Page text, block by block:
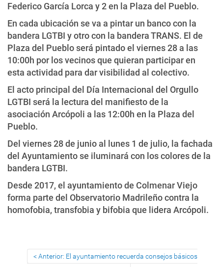
Federico García Lorca y 2 en la Plaza del Pueblo.
En cada ubicación se va a pintar un banco con la
bandera LGTBI y otro con la bandera TRANS. El de
Plaza del Pueblo será pintado el viernes 28 a las
10:00h por los vecinos que quieran participar en
esta actividad para dar visibilidad al colectivo.
El acto principal del Día Internacional del Orgullo
LGTBI será la lectura del manifiesto de la
asociación Arcópoli a las 12:00h en la Plaza del
Pueblo.
Del viernes 28 de junio al lunes 1 de julio, la fachada
del Ayuntamiento se iluminará con los colores de la
bandera LGTBI.
Desde 2017, el ayuntamiento de Colmenar Viejo
forma parte del Observatorio Madrileño contra la
homofobia, transfobia y bifobia que lidera Arcópoli.
Anterior: El ayuntamiento recuerda consejos básicos